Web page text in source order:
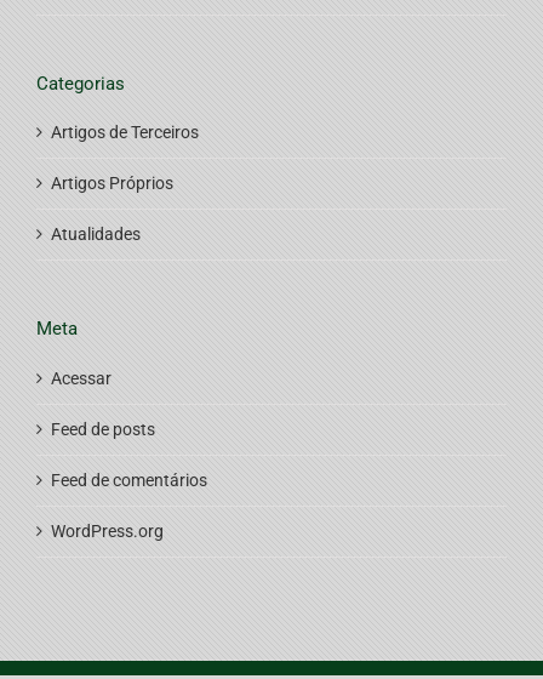
Categorias
Artigos de Terceiros
Artigos Próprios
Atualidades
Meta
Acessar
Feed de posts
Feed de comentários
WordPress.org